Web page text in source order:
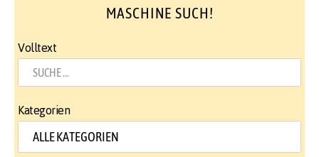
MASCHINE SUCH!
Volltext
Kategorien